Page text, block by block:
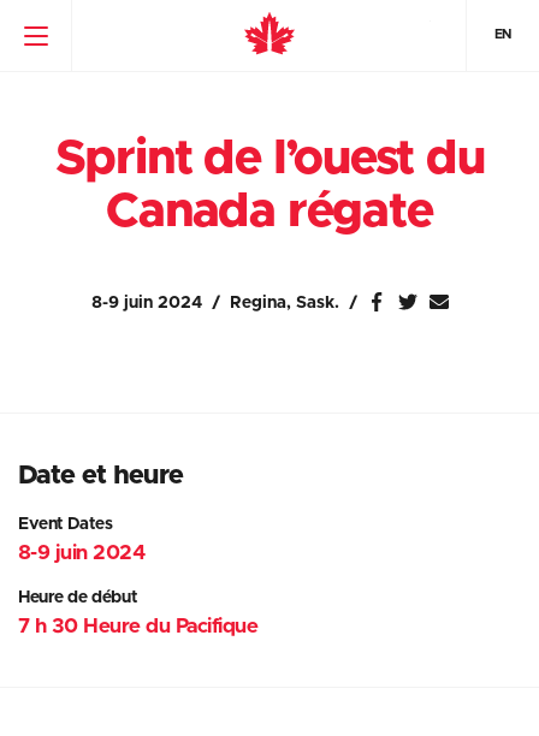
EN
Sprint de l’ouest du
Canada régate
8-9 juin 2024 Regina, Sask.
Date et heure
Event Dates
8-9 juin 2024
Heure de début
7 h 30 Heure du Pacifique